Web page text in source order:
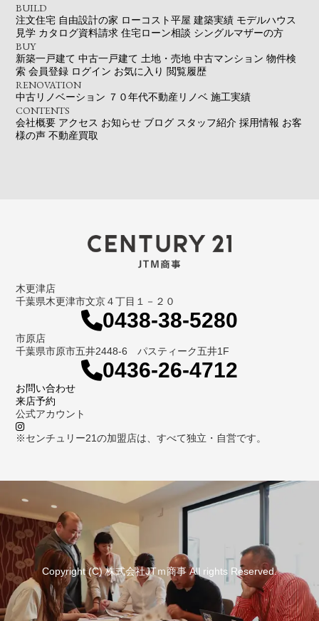
BUILD
注文住宅 自由設計の家 ローコスト平屋 建築実績 モデルハウス
見学 カタログ資料請求 住宅ローン相談 シングルマザーの方
BUY
新築一戸建て 中古一戸建て 土地・売地 中古マンション 物件検
索 会員登録 ログイン お気に入り 閲覧履歴
RENOVATION
中古リノベーション ７０年代不動産リノベ 施工実績
CONTENTS
会社概要 アクセス お知らせ ブログ スタッフ紹介 採用情報 お客
様の声 不動産買取
木更津店
千葉県木更津市文京４丁目１－２０
0438-38-5280
市原店
千葉県市原市五井2448-6 パスティーク五井1F
0436-26-4712
お問い合わせ
来店予約
公式アカウント
※センチュリー21の加盟店は、すべて独立・自営です。
Copyright (C) 株式会社JTｍ商事 All rights Reserved.